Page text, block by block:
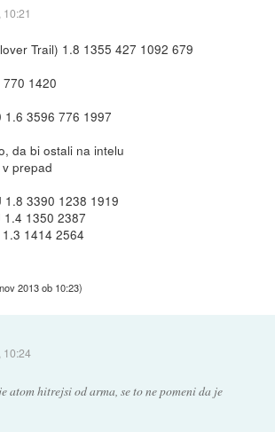
Trail) 1.8 1355 427 1092 679
1420
1.6 3596 776 1997
da bi ostali na intelu
prepad
1.8 3390 1238 1919
1350 2387
1414 2564
2013 ob 10:23)
10:24
atom hitrejsi od arma, se to ne pomeni da je